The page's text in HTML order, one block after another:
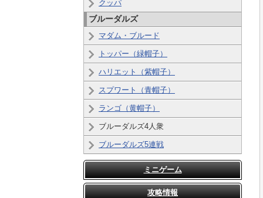
クッパ
ブルーダルズ
マダム・ブルード
トッパー（緑帽子）
ハリエット（紫帽子）
スプワート（青帽子）
ランゴ（黄帽子）
ブルーダルズ4人衆
ブルーダルズ5連戦
ミニゲーム
攻略情報